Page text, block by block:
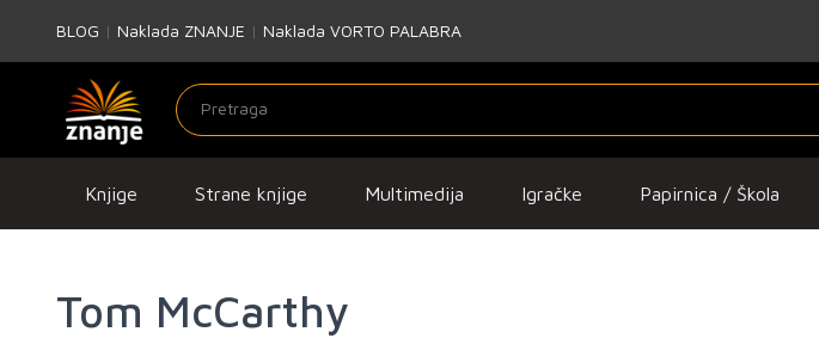
BLOG | Naklada ZNANJE | Naklada VORTO PALABRA
Knjige Strane knjige Multimedija Igračke Papirnica / Škola
Tom McCarthy